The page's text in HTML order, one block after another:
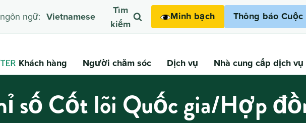
ngữ: Vietnamese
Tìm
kiếm
Minh bạch Thông báo
Khách hàng Người chăm sóc Dịch vụ Nhà cung cấp dịch vụ
số Cốt lõi Quốc gia/Hợp